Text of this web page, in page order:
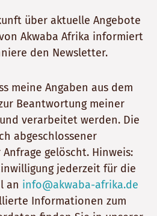
über aktuelle Angebote
Akwaba Afrika informiert
den Newsletter.
meine Angaben aus dem
Beantwortung meiner
verarbeitet werden. Die
abgeschlossener
gelöscht. Hinweis:
jederzeit für die
an info@akwaba-afrika.de
Informationen zum